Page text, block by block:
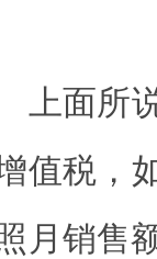
面所说
值税，
月销售